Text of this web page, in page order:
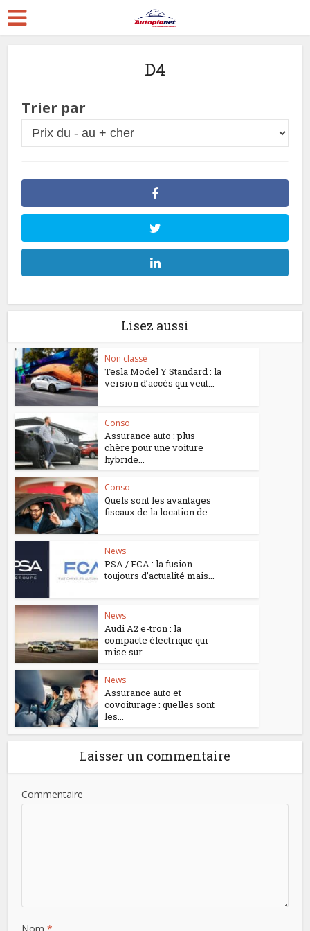
D4
Trier par
Lisez aussi
Non classé
Tesla Model Y Standard : la
version d’accès qui veut...
Conso
Assurance auto : plus
chère pour une voiture
hybride...
Conso
Quels sont les avantages
fiscaux de la location de...
News
PSA / FCA : la fusion
toujours d’actualité mais...
News
Audi A2 e-tron : la
compacte électrique qui
mise sur...
News
Assurance auto et
covoiturage : quelles sont
les...
Laisser un commentaire
Commentaire
Nom*